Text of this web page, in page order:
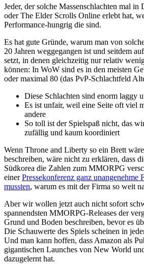
Jeder, der solche Massenschlachten mal
oder The Elder Scrolls Online erlebt hat,
Performance-hungrig die sind.
Es hat gute Gründe, warum man von
20 Jahren weggegangen ist und seitdem
setzt, in denen gleichzeitig nur relativ
können: In WoW sind es in den meisten
oder maximal 80 (das PvP-Schlachtfeld
Diese Schlachten sind enorm laggy
Es ist unfair, weil eine Seite oft viel
andere
So toll ist der Spielspaß nicht, das
zufällig und kaum koordiniert
Wenn Throne and Liberty so ein Brett
beschreiben, wäre nicht zu erklären, dass
Südkorea die Zahlen zum MMORPG
einerPressekonferenz ganz unangenehme
mussten, warum es mit der Firma so weit
Aber wir wollen jetzt auch nicht sofort
spannendsten MMORPG-Releases der
Grund und Boden beschreiben, bevor es
Die Schauwerte des Spiels scheinen in
Und man kann hoffen, dass Amazon als
gigantischen Launches von New World
dazugelernt hat.